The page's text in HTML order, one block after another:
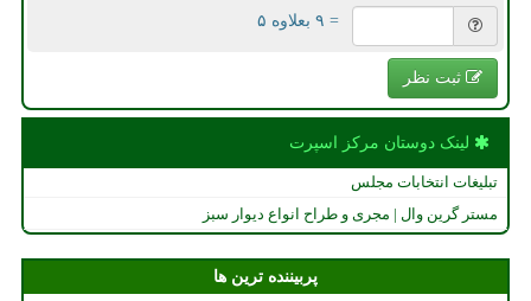
= ۹ بعلاوه ۵
ثبت نظر
لینک دوستان مركز اسپرت
تبلیغات انتخابات مجلس
مستر گرین وال | مجری و طراح انواع دیوار سبز
پربیننده ترین ها